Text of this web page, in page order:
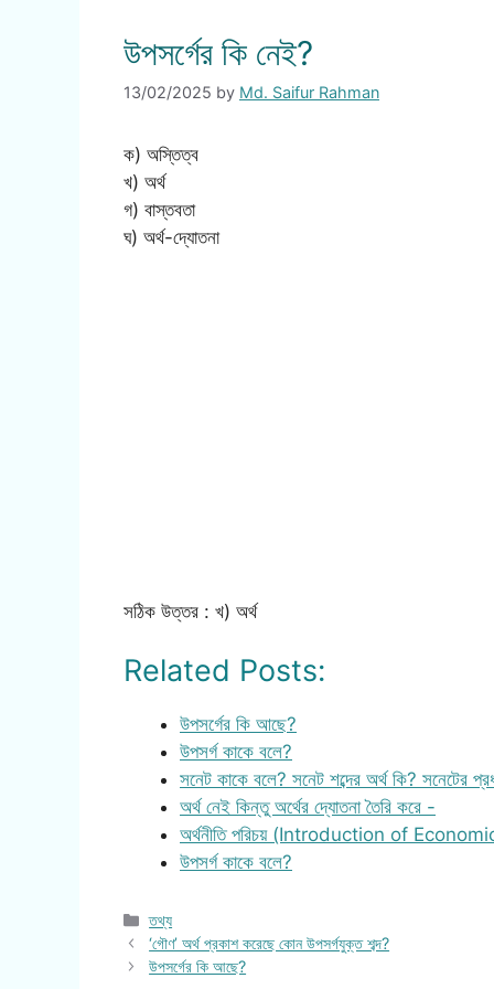
উপসর্গের কি নেই?
13/02/2025 by Md. Saifur Rahman
ক) অস্তিত্ব
খ) অর্থ
গ) বাস্তবতা
ঘ) অর্থ-দ্যোতনা
সঠিক উত্তর : খ) অর্থ
Related Posts:
উপসর্গের কি আছে?
উপসর্গ কাকে বলে?
সনেট কাকে বলে? সনেট শব্দের অর্থ কি? সনেটের
অর্থ নেই কিন্তু অর্থের দ্যোতনা তৈরি করে -
অর্থনীতি পরিচয় (Introduction of
উপসর্গ কাকে বলে?
Categories
তথ্য
‘গৌণ’ অর্থ প্রকাশ করেছে কোন উপসর্গযুক্ত শব্দ?
উপসর্গের কি আছে?